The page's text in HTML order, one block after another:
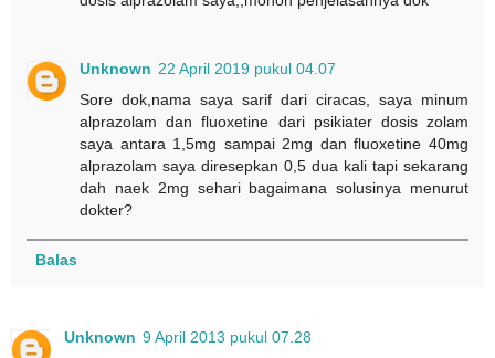
Unknown 22 April 2019 pukul 04.07
Sore dok,nama saya sarif dari ciracas, saya minum
alprazolam dan fluoxetine dari psikiater dosis zolam
saya antara 1,5mg sampai 2mg dan fluoxetine 40mg
alprazolam saya diresepkan 0,5 dua kali tapi sekarang
dah naek 2mg sehari bagaimana solusinya menurut
dokter?
Balas
Unknown 9 April 2013 pukul 07.28